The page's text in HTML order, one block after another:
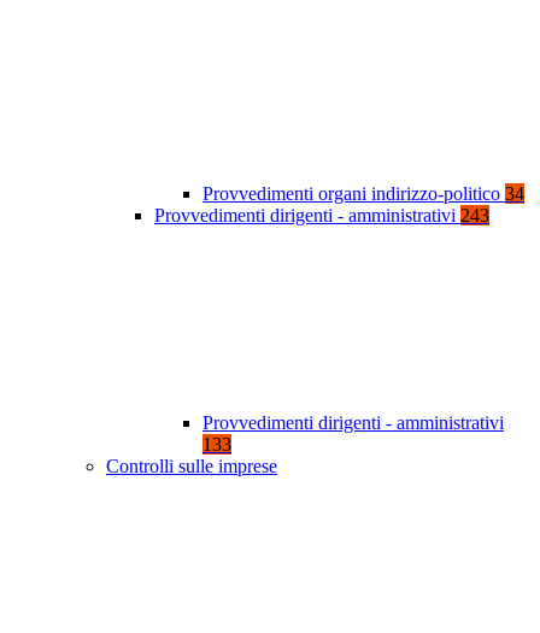
Provvedimenti organi indirizzo-politico 34
Provvedimenti dirigenti - amministrativi 243
Provvedimenti dirigenti - amministrativi
133
Controlli sulle imprese